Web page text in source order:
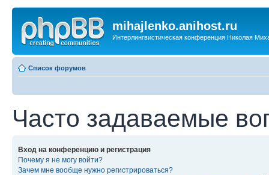
mihajlenko.anihost.ru
Интерлингвистическая конференция Николая
Список форумов
Часто задаваемые
Вход на конференцию и регистрация
Почему я не могу войти?
Зачем мне вообще нужно регистрироваться?